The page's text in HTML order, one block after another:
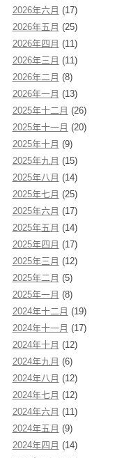
2026年六月 (17)
2026年五月 (25)
2026年四月 (11)
2026年三月 (11)
2026年二月 (8)
2026年一月 (13)
2025年十二月 (26)
2025年十一月 (20)
2025年十月 (9)
2025年九月 (15)
2025年八月 (14)
2025年七月 (25)
2025年六月 (17)
2025年五月 (14)
2025年四月 (17)
2025年三月 (12)
2025年二月 (5)
2025年一月 (8)
2024年十二月 (19)
2024年十一月 (17)
2024年十月 (12)
2024年九月 (6)
2024年八月 (12)
2024年七月 (12)
2024年六月 (11)
2024年五月 (9)
2024年四月 (14)